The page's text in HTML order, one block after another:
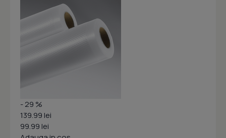
- 29 %
139.99 lei
99.99 lei